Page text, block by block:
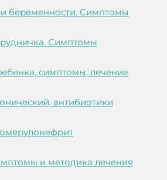
беременности. Симптомы
Симптомы
симптомы, лечение
антибиотики
и методика лечения